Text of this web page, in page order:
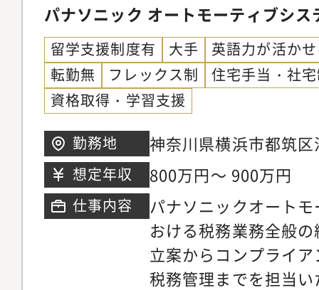
税務面でのサポート
ジェクト対応※グロー
会計業務を通じて、
の両立が可能なポジ
パナソニック オートモーティブシス
留学支援制度有 大手
英語力が活か
転勤無
フレックス制
住宅手当・社
資格取得・学習支援
勤務地 神奈川県横浜市都筑
想定年収 800万円～ 900万円
仕事内容
パナソニックオート
おける税務業務全般
立案からコンプライ
税務管理までを担当